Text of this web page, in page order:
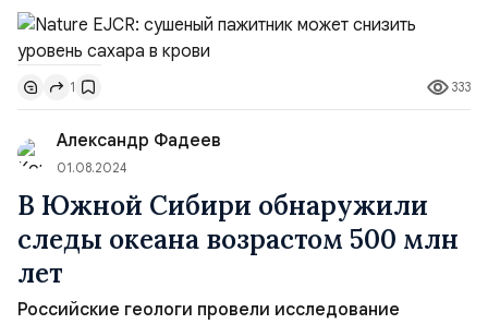
ежедневно предлагалось употреблять по десять
граммов перемолотых семян пажитника. Эта
однолетняя травянистая культура из семейства
Бобовых широко используется в кулинарии в качестве
приправы. Результаты исследования были
опубликованы в журнале Nature EJCR. Участни...
1 333
Александр Фадеев
01.08.2024
В Южной Сибири обнаружили
следы океана возрастом 500 млн
лет
Российские геологи провели исследование